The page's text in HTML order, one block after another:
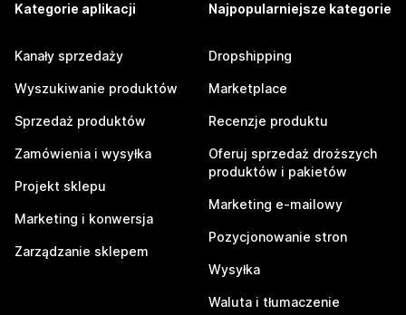
Kategorie aplikacji
Kanały sprzedaży
Wyszukiwanie produktów
Sprzedaż produktów
Zamówienia i wysyłka
Projekt sklepu
Marketing i konwersja
Zarządzanie sklepem
Najpopularniejsze kategorie
Dropshipping
Marketplace
Recenzje produktu
Oferuj sprzedaż droższych
produktów i pakietów
Marketing e-mailowy
Pozycjonowanie stron
Wysyłka
Waluta i tłumaczenie